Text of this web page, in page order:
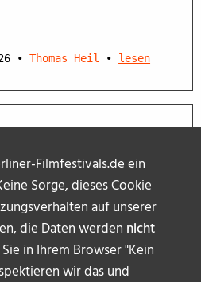
Filmfestivals.de ein
Sorge, dieses Cookie
auf unserer
die Daten werden nicht
in Ihrem Browser "Kein
wir das und
• Thomas Heil • lesen